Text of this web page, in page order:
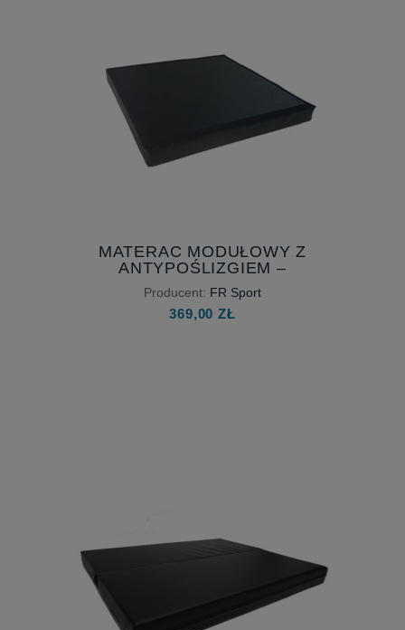
MATERAC MODUŁOWY Z
ANTYPOŚLIZGIEM –
BEZPIECZNY TRENING AERIAL I
GIMNASTYKI
Producent: FR Sport
369,00 ZŁ